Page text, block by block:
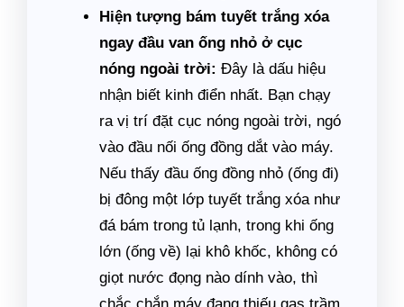
Hiện tượng bám tuyết trắng xóa
ngay đầu van ống nhỏ ở cục
nóng ngoài trời: Đây là dấu hiệu
nhận biết kinh điển nhất. Bạn chạy
ra vị trí đặt cục nóng ngoài trời, ngó
vào đầu nối ống đồng dắt vào máy.
Nếu thấy đầu ống đồng nhỏ (ống đi)
bị đông một lớp tuyết trắng xóa như
đá bám trong tủ lạnh, trong khi ống
lớn (ống về) lại khô khốc, không có
giọt nước đọng nào dính vào, thì